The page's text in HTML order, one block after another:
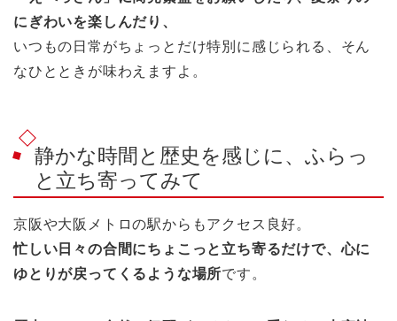
にぎわいを楽しんだり、
いつもの日常がちょっとだけ特別に感じられる、そん
なひとときが味わえますよ。
静かな時間と歴史を感じに、ふらっ
と立ち寄ってみて
京阪や大阪メトロの駅からもアクセス良好。
忙しい日々の合間にちょこっと立ち寄るだけで、心に
ゆとりが戻ってくるような場所です。